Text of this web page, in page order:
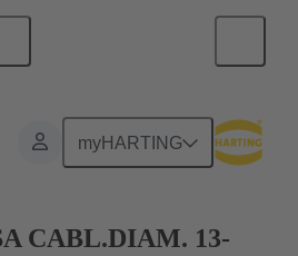
myHARTING
CABL.DIAM. 13-